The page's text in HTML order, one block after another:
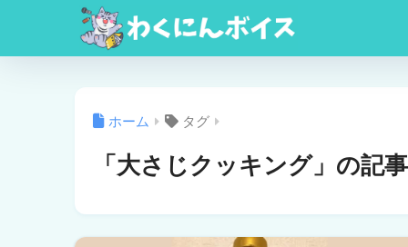
ホーム タグ
「大さじクッキング」の記